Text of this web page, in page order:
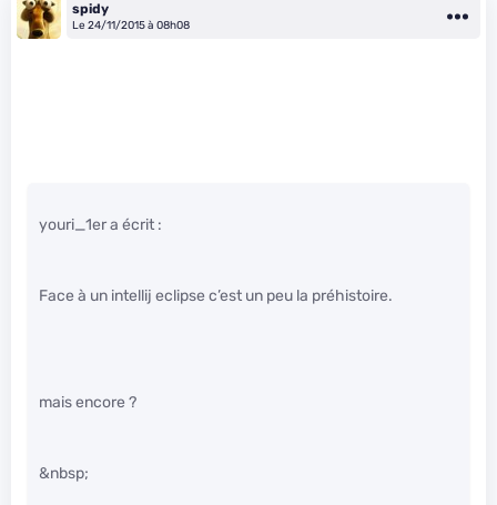
spidy
Le 24/11/2015 à 08h08
youri_1er a écrit :
Face à un intellij eclipse c’est un peu la préhistoire.
mais encore ?
&nbsp;